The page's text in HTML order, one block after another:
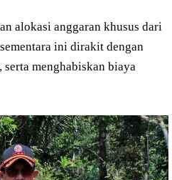
alokasi anggaran khusus dari
ini dirakit dengan
menghabiskan biaya